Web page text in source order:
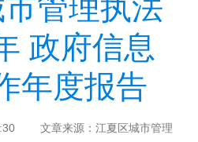
管理执法
政府信息
年度报告
文章来源：江夏区城市管理